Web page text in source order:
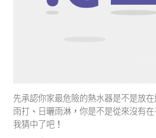
先承認你家最危險的熱水器是不是放
雨打、日曬雨淋，你是不是從來沒有
我猜中了吧！